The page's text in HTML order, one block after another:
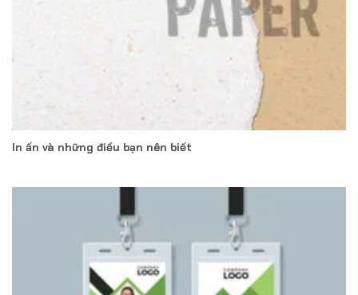
In ấn và những điều bạn nên biết